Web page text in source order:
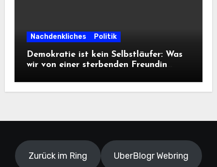
Nachdenkliches Politik
Demokratie ist kein Selbstläufer: Was
wir von einer sterbenden Freundin
Zurück im Ring UberBlogr Webring